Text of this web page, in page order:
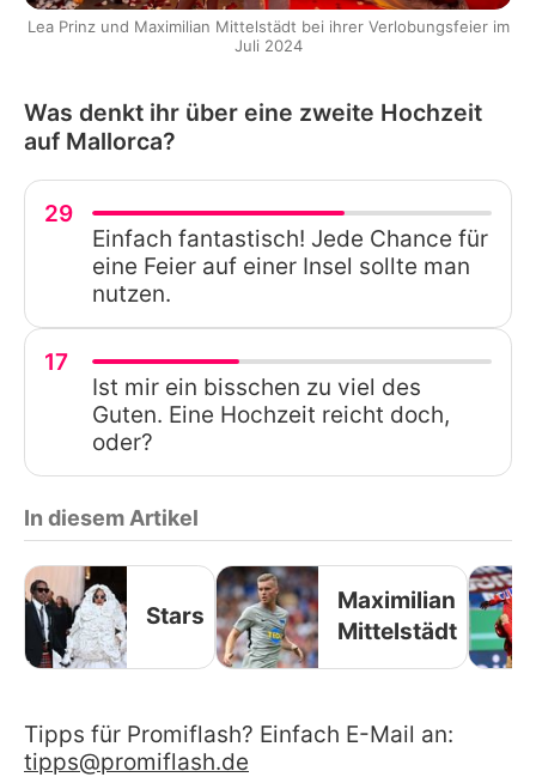
Lea Prinz und Maximilian Mittelstädt bei ihrer Verlobungsfeier im
Juli 2024
Was denkt ihr über eine zweite Hochzeit
auf Mallorca?
29
Einfach fantastisch! Jede Chance für
eine Feier auf einer Insel sollte man
nutzen.
17
Ist mir ein bisschen zu viel des
Guten. Eine Hochzeit reicht doch,
oder?
In diesem Artikel
Stars
Maximilian
Mittelstädt
Tipps für Promiflash? Einfach E-Mail an:
tipps@promiflash.de